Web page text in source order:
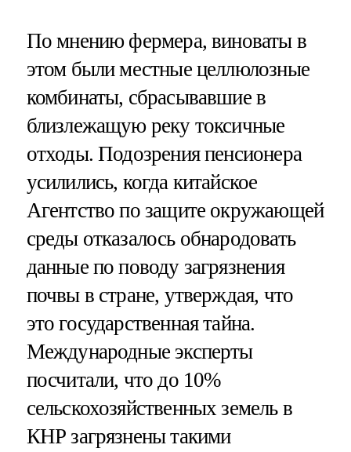
По мнению фермера, виноваты в
этом были местные целлюлозные
комбинаты, сбрасывавшие в
близлежащую реку токсичные
отходы. Подозрения пенсионера
усилились, когда китайское
Агентство по защите окружающей
среды отказалось обнародовать
данные по поводу загрязнения
почвы в стране, утверждая, что
это государственная тайна.
Международные эксперты
посчитали, что до 10%
сельскохозяйственных земель в
КНР загрязнены такими